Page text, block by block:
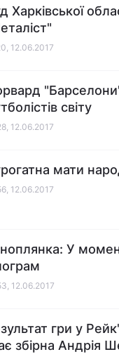
Харківської
12.06.2017
світу
12.06.2017
мати
12.06.2017
У
12.06.2017
гри у
збірна Андрія